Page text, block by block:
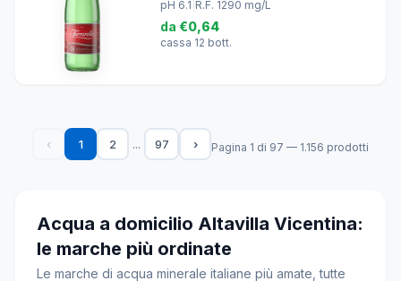
pH 6.1 R.F. 1290 mg/L
da €0,64
cassa 12 bott.
‹ 1 2 ... 97 › Pagina 1 di 97 — 1.156 prodotti
Acqua a domicilio Altavilla Vicentina:
le marche più ordinate
Le marche di acqua minerale italiane più amate, tutte